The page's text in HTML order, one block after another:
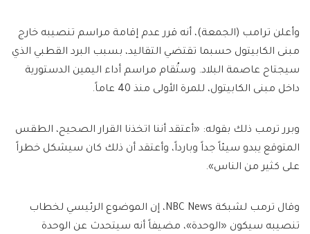
وأعلن ترامب (الجمعة)، أنه قرر عدم إقامة مراسم تنصيبه خارج
مبنى الكابيتول حسبما تقتضي التقاليد، بسبب البرد القطبي الذي
سيجتاح عاصمة البلاد. وستُقام مراسم أداء اليمين الدستورية
داخل مبنى الكابيتول، للمرة الأولى منذ 40 عاماً.
وبرر ترمب ذلك بقوله: «أعتقد أننا اتخذنا القرار الصحيح، الطقس
المتوقع يبدو سيئاً جداً وبارداً، وأعتقد أن ذلك كان سيشكل خطراً
على كثير من الناس».
وقال ترمب لشبكة NBC News، إن الموضوع الرئيسي لخطاب
تنصيبه سيكون «الوحدة»، مضيفاً أنه سيتحدث عن الوحدة